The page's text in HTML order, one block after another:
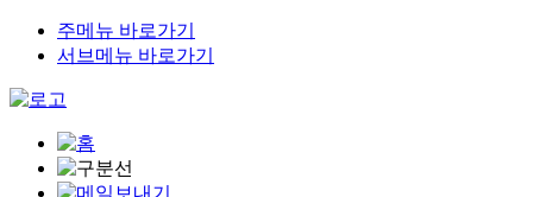
주메뉴 바로가기
서브메뉴 바로가기